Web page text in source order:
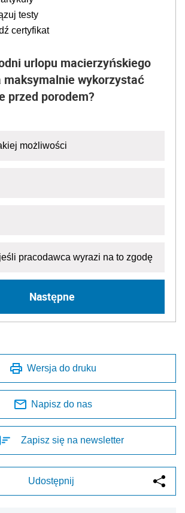
testy
certyfikat
urlopu macierzyńskiego
maksymalnie wykorzystać
przed porodem?
możliwości
pracodawca wyrazi na to zgodę
Następne
Wersja do druku
Napisz do nas
Zapisz się na newsletter
Udostępnij